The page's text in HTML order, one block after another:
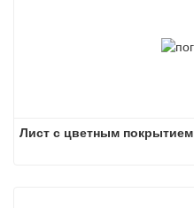
Лист с цветным покрытием